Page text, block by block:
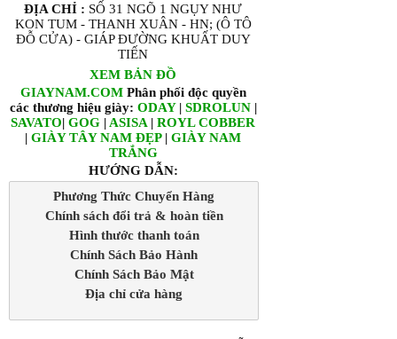
ĐỊA CHỈ : SỐ 31 NGÕ 1 NGỤY NHƯ
KON TUM - THANH XUÂN - HN; (Ô TÔ
ĐỖ CỬA) - GIÁP ĐƯỜNG KHUẤT DUY
TIẾN
XEM BẢN ĐỒ
GIAYNAM.COMPhân phối độc quyền
các thương hiệu giày: ODAY| SDROLUN|
SAVATO| GOG | ASISA | ROYL COBBER
| GIÀY TÂY NAM ĐẸP| GIÀY NAM
TRẮNG
HƯỚNG DẪN:
Phương Thức Chuyển Hàng
Chính sách đổi trả & hoàn tiền
Hình thước thanh toán
Chính Sách Bảo Hành
Chính Sách Bảo Mật
Địa chỉ cửa hàng